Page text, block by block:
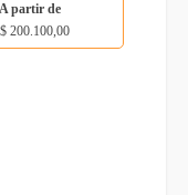
A partir de
200.100,00